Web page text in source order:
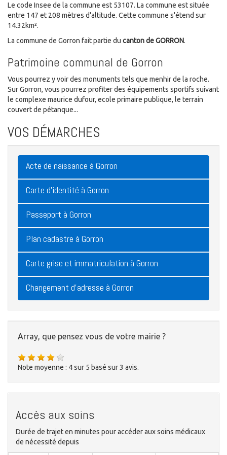
Le code Insee de la commune est 53107. La commune est située
entre 147 et 208 mètres d'altitude. Cette commune s'étend sur
14.32km².
La commune de Gorron fait partie du canton de GORRON.
Patrimoine communal de Gorron
Vous pourrez y voir des monuments tels que menhir de la roche.
Sur Gorron, vous pourrez profiter des équipements sportifs suivant
le complexe maurice dufour, ecole primaire publique, le terrain
couvert de pétanque...
VOS DÉMARCHES
Acte de naissance à Gorron
Carte d'identité à Gorron
Passeport à Gorron
Plan cadastre à Gorron
Carte grise et immatriculation à Gorron
Changement d'adresse à Gorron
Array, que pensez vous de votre mairie ?
Note moyenne : 4sur 5 basé sur3 avis.
Accès aux soins
Durée de trajet en minutes pour accéder aux soins médicaux
de nécessité depuis